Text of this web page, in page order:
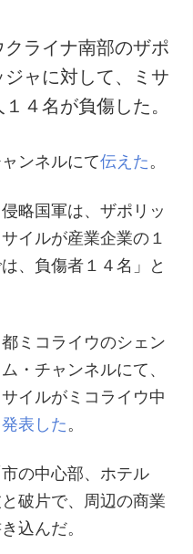
サービス
フォトバンク
ライナ南部のザポ
ャに対して、ミサ
４名が負傷した。
ンネルにて伝えた 。
略国軍は、ザポリッ
イルが産業企業の１
、負傷者１４名」と
ミコライウのシェン
・チャンネルにて、
イルがミコライウ中
発表した 。
の中心部、ホテル
破片で、周辺の商業
込んだ。